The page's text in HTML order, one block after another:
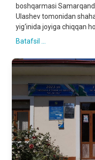
boshqarmasi Samarqand
Ulashev tomonidan
yig‘inida joyiga chiqqan
Batafsil ...